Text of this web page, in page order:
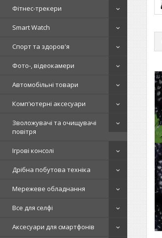
Фітнес-трекери
Smart Watch
Спорт та здоров'я
Фото-, відеокамери
Автомобільні товари
Комп'ютерні аксесуари
Зволожувачі та очищувачі
повітря
Ігрові консолі
Дрібна побутова техніка
Мережеве обладнання
Все для селфі
Аксесуари для смартфонів